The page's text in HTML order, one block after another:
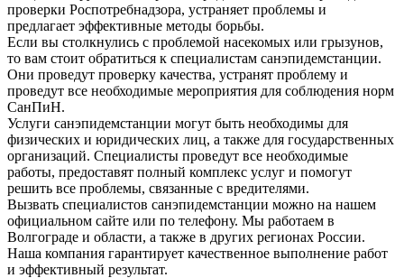
проверки Роспотребнадзора, устраняет проблемы и
предлагает эффективные методы борьбы.
Если вы столкнулись с проблемой насекомых или грызунов,
то вам стоит обратиться к специалистам санэпидемстанции.
Они проведут проверку качества, устранят проблему и
проведут все необходимые мероприятия для соблюдения норм
СанПиН.
Услуги санэпидемстанции могут быть необходимы для
физических и юридических лиц, а также для государственных
организаций. Специалисты проведут все необходимые
работы, предоставят полный комплекс услуг и помогут
решить все проблемы, связанные с вредителями.
Вызвать специалистов санэпидемстанции можно на нашем
официальном сайте или по телефону. Мы работаем в
Волгограде и области, а также в других регионах России.
Наша компания гарантирует качественное выполнение работ
и эффективный результат.